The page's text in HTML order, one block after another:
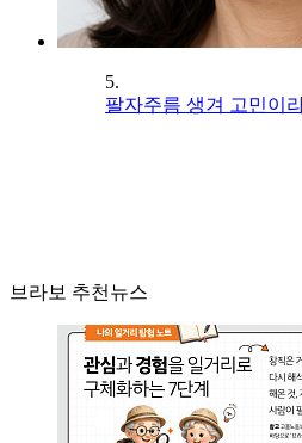
5.
팔자주름 생겨 고민이
브라보 추천뉴스